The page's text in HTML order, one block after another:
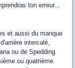
ton erreur...
et aussi du manque
intercalé,
ou de Spedding
ou quatrième